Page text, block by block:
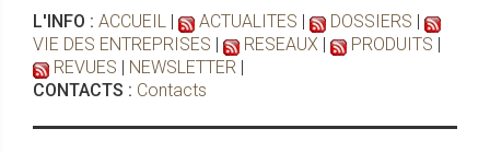
L'INFO : ACCUEIL | ACTUALITES | DOSSIERS |
VIE DES ENTREPRISES | RESEAUX | PRODUITS |
REVUES | NEWSLETTER |
CONTACTS : Contacts